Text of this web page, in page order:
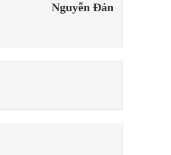
Nguyễn Đản